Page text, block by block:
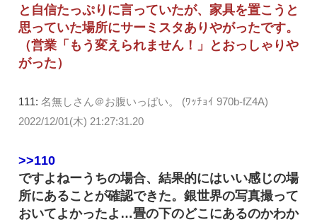
と自信たっぷりに言っていたが、家具を置こうと
思っていた場所にサーミスタありやがったです。
（営業「もう変えられません！」とおっしゃりや
がった）
111: 名無しさん＠お腹いっぱい。 (ﾜｯﾁｮｲ 970b-fZ4A)
2022/12/01(木) 21:27:31.20
>>110
ですよねーうちの場合、結果的にはいい感じの場
所にあることが確認できた。銀世界の写真撮って
おいてよかったよ…畳の下のどこにあるのかわか